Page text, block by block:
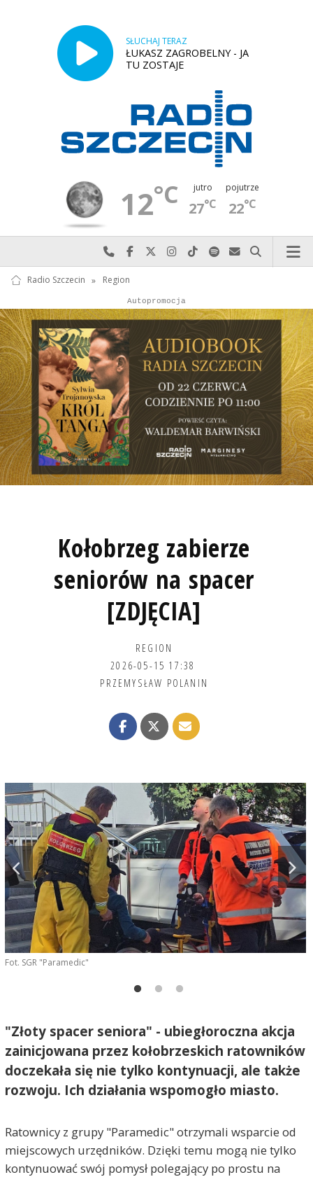
SŁUCHAJ TERAZ
ŁUKASZ ZAGROBELNY - JA
TU ZOSTAJE
12°C jutro
27°C
pojutrze
22°C
Najlepiej po prostu do nas zadzwoń
Odwiedź nas na Facebook-u
Odwiedź nas na X
Odwiedź nas na Instagram-ie
Odwiedź nas na TikTok-u
Szukaj nas na Spotify
Wyślij do nas
Szukaj
Radio Szczecin » Region
Reklama
Autopromocja
Kołobrzeg zabierze
seniorów na spacer
[ZDJĘCIA]
REGION
2026-05-15 17:38
PRZEMYSŁAW POLANIN
Fot. SGR "Paramedic"
"Złoty spacer seniora" - ubiegłoroczna akcja
zainicjowana przez kołobrzeskich ratowników
doczekała się nie tylko kontynuacji, ale także
rozwoju. Ich działania wspomogło miasto.
Ratownicy z grupy "Paramedic" otrzymali wsparcie od
miejscowych urzędników. Dzięki temu mogą nie tylko
kontynuować swój pomysł polegający po prostu na